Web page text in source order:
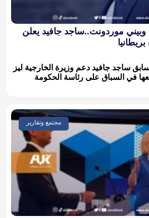
وبيني موردونت..ساجد جافيد يعلن
ساجد جافيد دعم وزيرة الخارجية ليز
في السباق على رئاسة الحكومة
مجتمع وتقارير